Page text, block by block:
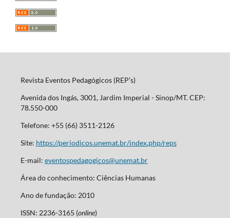
Revista Eventos Pedagógicos (REP’s)
Avenida dos Ingás, 3001, Jardim Imperial - Sinop/MT. CEP:
78.550-000
Telefone: +55 (66) 3511-2126
Site: https://periodicos.unemat.br/index.php/reps
E-mail: eventospedagogicos@unemat.br
Área do conhecimento: Ciências Humanas
Ano de fundação: 2010
ISSN: 2236-3165 (online)